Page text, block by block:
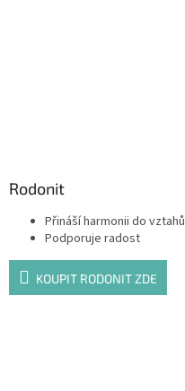
Rodonit
Přináší harmonii do vztahů
Podporuje radost
KOUPIT RODONIT ZDE